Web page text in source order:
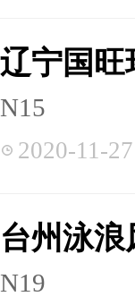
辽宁国旺
N15
2020-11-
台州泳浪
N19